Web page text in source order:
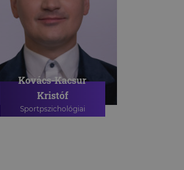
Kovács-Kacsur
Kristóf
Sportpszichológiai